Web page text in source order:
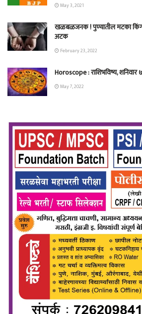
May 3, 2021
खळबळजनक ! पुण्यातील मटका किंग
अटक
February 23, 2022
Horoscope : राशिभविष्य,
May 7, 2022